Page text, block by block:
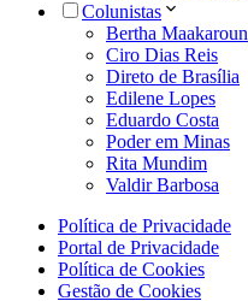
Colunistas
Bertha Maakaroun
Ciro Dias Reis
Direto de Brasília
Edilene Lopes
Eduardo Costa
Poder em Minas
Rita Mundim
Valdir Barbosa
Política de Privacidade
Portal de Privacidade
Política de Cookies
Gestão de Cookies